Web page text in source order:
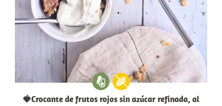
🍓Crocante de frutos rojos sin azúcar refinada, al